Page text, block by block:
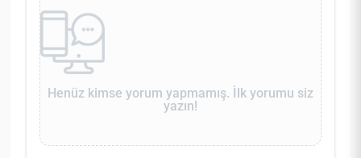
Henüz kimse yorum yapmamış. İlk yorumu siz
yazın!